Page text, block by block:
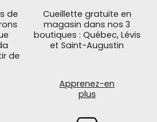
de
de
Cueillette gratuite en
magasin dans nos 3
boutiques : Québec, Lévis
et Saint-Augustin
Apprenez-en
plus